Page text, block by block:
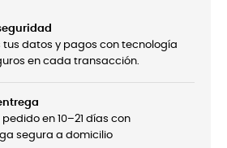
tus datos y pagos con tecnología
en cada transacción.
en 10–21 días con
segura a domicilio